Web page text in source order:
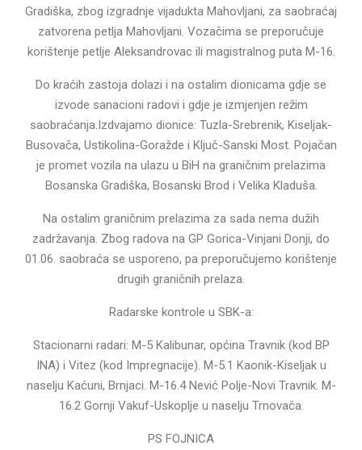
Gradiška, zbog izgradnje vijadukta Mahovljani, za saobraćaj
zatvorena petlja Mahovljani. Vozačima se preporučuje
korištenje petlje Aleksandrovac ili magistralnog puta M-16.
Do kraćih zastoja dolazi i na ostalim dionicama gdje se
izvode sanacioni radovi i gdje je izmjenjen režim
saobraćanja.Izdvajamo dionice: Tuzla-Srebrenik, Kiseljak-
Busovača, Ustikolina-Goražde i Ključ-Sanski Most. Pojačan
je promet vozila na ulazu u BiH na graničnim prelazima
Bosanska Gradiška, Bosanski Brod i Velika Kladuša.
Na ostalim graničnim prelazima za sada nema dužih
zadržavanja. Zbog radova na GP Gorica-Vinjani Donji, do
01.06. saobraća se usporeno, pa preporučujemo korištenje
drugih graničnih prelaza.
Radarske kontrole u SBK-a:
Stacionarni radari: M-5 Kalibunar, općina Travnik (kod BP
INA) i Vitez (kod Impregnacije). M-5.1 Kaonik-Kiseljak u
naselju Kaćuni, Brnjaci. M-16.4 Nević Polje-Novi Travnik. M-
16.2 Gornji Vakuf-Uskoplje u naselju Trnovača.
PS FOJNICA